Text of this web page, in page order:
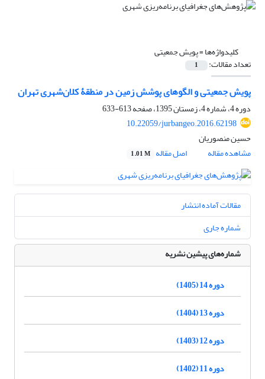
کلیدواژه‌ها =پویش جمعیتی
تعداد مقالات: 1
پویش جمعیتی و الگوهای پوشش زمین در منطقۀ کلان‌شهری تهران
دوره 4، شماره 4، زمستان 1395، صفحه
613-633
10.22059/jurbangeo.2016.62198
حسین منصوریان
مشاهده مقاله
اصل مقاله 1.01 M
مقالات آماده انتشار
شماره جاری
شماره‌های پیشین نشریه
دوره 14 (1405)
دوره 13 (1404)
دوره 12 (1403)
دوره 11 (1402)